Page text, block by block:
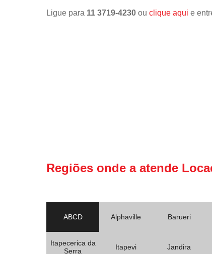
Ligue para 11 3719-4230 ou clique aqui e
Regiões onde a atende
ABCD Alphaville Barueri
Itapecerica da
Serra
Itapevi Jandira